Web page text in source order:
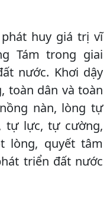
huy giá trị vĩ
Tám trong giai
nước. Khơi dậy
toàn dân và toàn
nàn, lòng tự
tự lực, tự cường,
lòng, quyết tâm
triển đất nước